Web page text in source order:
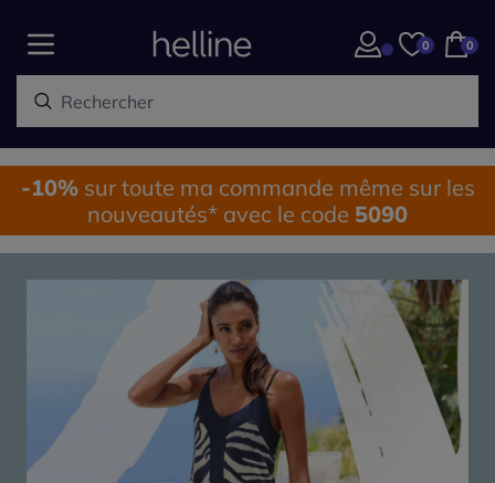
0 0
-10%sur toute ma commande même sur les
nouveautés* avec le code 5090